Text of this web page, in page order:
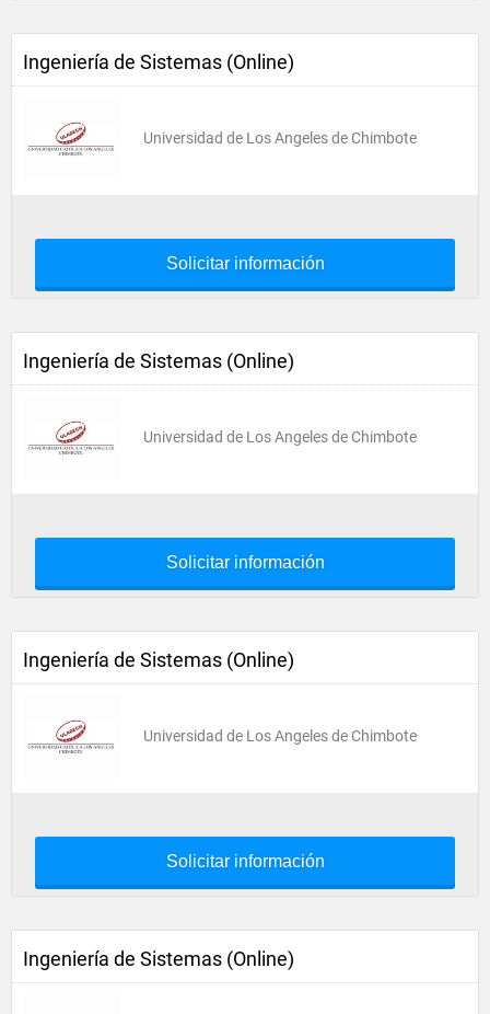
Ingeniería de Sistemas (Online)
Universidad de Los Angeles de Chimbote
Solicitar información
Ingeniería de Sistemas (Online)
Universidad de Los Angeles de Chimbote
Solicitar información
Ingeniería de Sistemas (Online)
Universidad de Los Angeles de Chimbote
Solicitar información
Ingeniería de Sistemas (Online)